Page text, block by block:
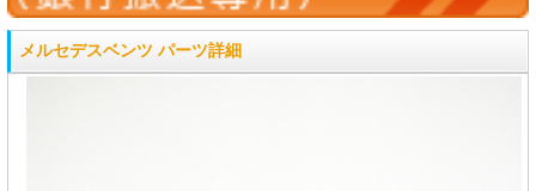
メルセデスベンツ パーツ詳細